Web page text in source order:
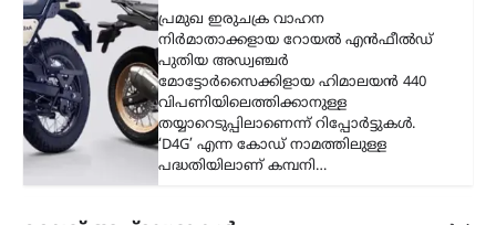
ന്യൂസ് ഡെസ്ക്
ഓഗസ്റ്റ്‌ 10, 2026
സമൂഹമാധ്യമങ്ങളിൽ എഐ
സാങ്കേതികവിദ്യ ഉപയോഗിച്ച് വ്യാജ
ചിത്രം പ്രചരിപ്പിച്ചവർക്കെതിരെ
ശക്തമായ നിയമനടപടികൾ
ആരംഭിച്ചതായി സിപിഐഎം നേതാവ് P.
Jayarajan അറിയിച്ചു. ക്രിമിനൽ കേസിൽ
അറസ്റ്റിലായ അർജുൻ ആയങ്കിയെ…